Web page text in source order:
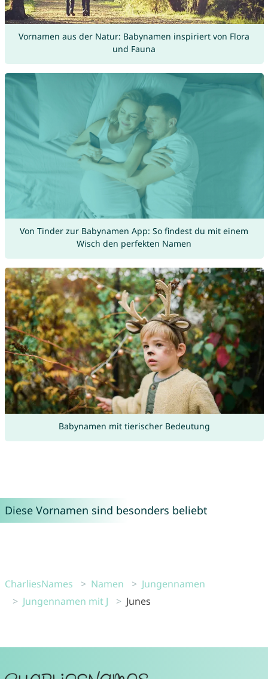
Vornamen aus der Natur: Babynamen inspiriert von Flora
und Fauna
Von Tinder zur Babynamen App: So findest du mit einem
Wisch den perfekten Namen
Babynamen mit tierischer Bedeutung
Diese Vornamen sind besonders beliebt
CharliesNames Namen
Jungennamen
Jungennamen mit J
Junes